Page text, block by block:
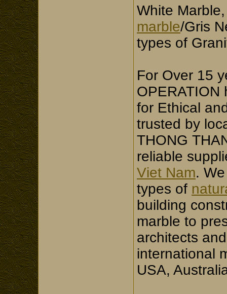
White
marble/Gris
types of
For Over 15
OPERATION
for Ethical
trusted by
THONG
reliable
Viet Nam.
types of
building
marble to
architects
international
USA,